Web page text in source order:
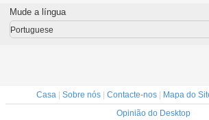
dos
do fio
de Cabe do friso
Mude a língua
Portuguese
Casa | Sobre nós | Contacte-nos | Mapa do
Opinião do Desktop